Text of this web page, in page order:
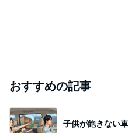
おすすめの記事
子供が飽きない